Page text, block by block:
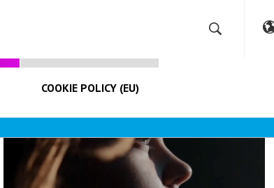
COOKIE POLICY (EU)